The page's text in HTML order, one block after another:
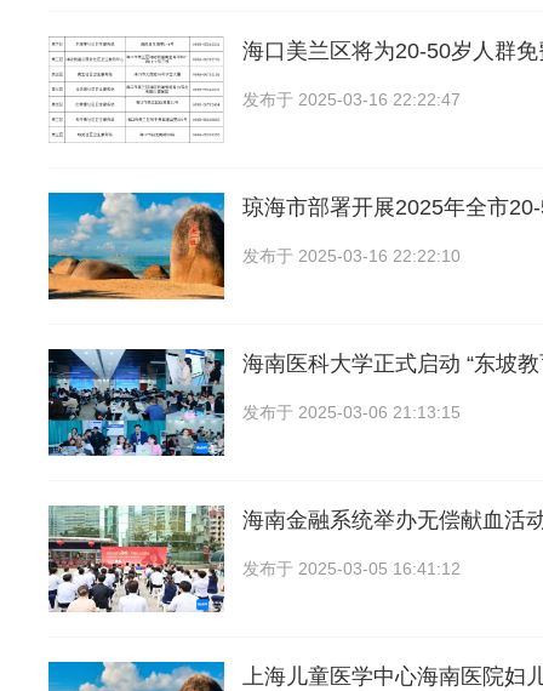
海口美兰区将为20-50岁人群
发布于 2025-03-16 22:22:47
琼海市部署开展2025年全市
发布于 2025-03-16 22:22:10
海南医科大学正式启动 “东坡教
发布于 2025-03-06 21:13:15
海南金融系统举办无偿献血活
发布于 2025-03-05 16:41:12
上海儿童医学中心海南医院妇